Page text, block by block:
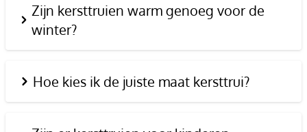
Zijn kersttruien warm genoeg voor de
winter?
Hoe kies ik de juiste maat kersttrui?